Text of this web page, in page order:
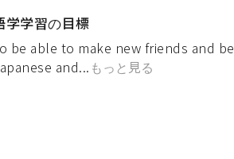
学学習の目標
be able to make new friends and
and... もっと見る